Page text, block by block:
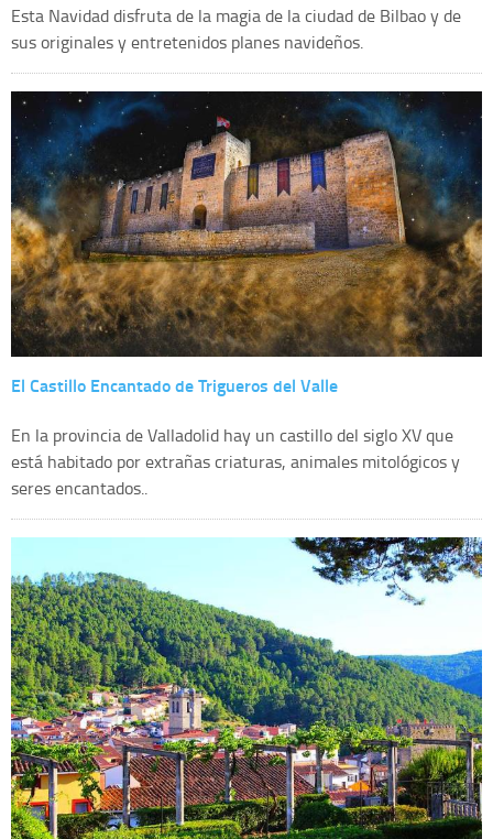
Esta Navidad disfruta de la magia de la ciudad de Bilbao y de
sus originales y entretenidos planes navideños.
El Castillo Encantado de Trigueros del Valle
En la provincia de Valladolid hay un castillo del siglo XV que
está habitado por extrañas criaturas, animales mitológicos y
seres encantados..